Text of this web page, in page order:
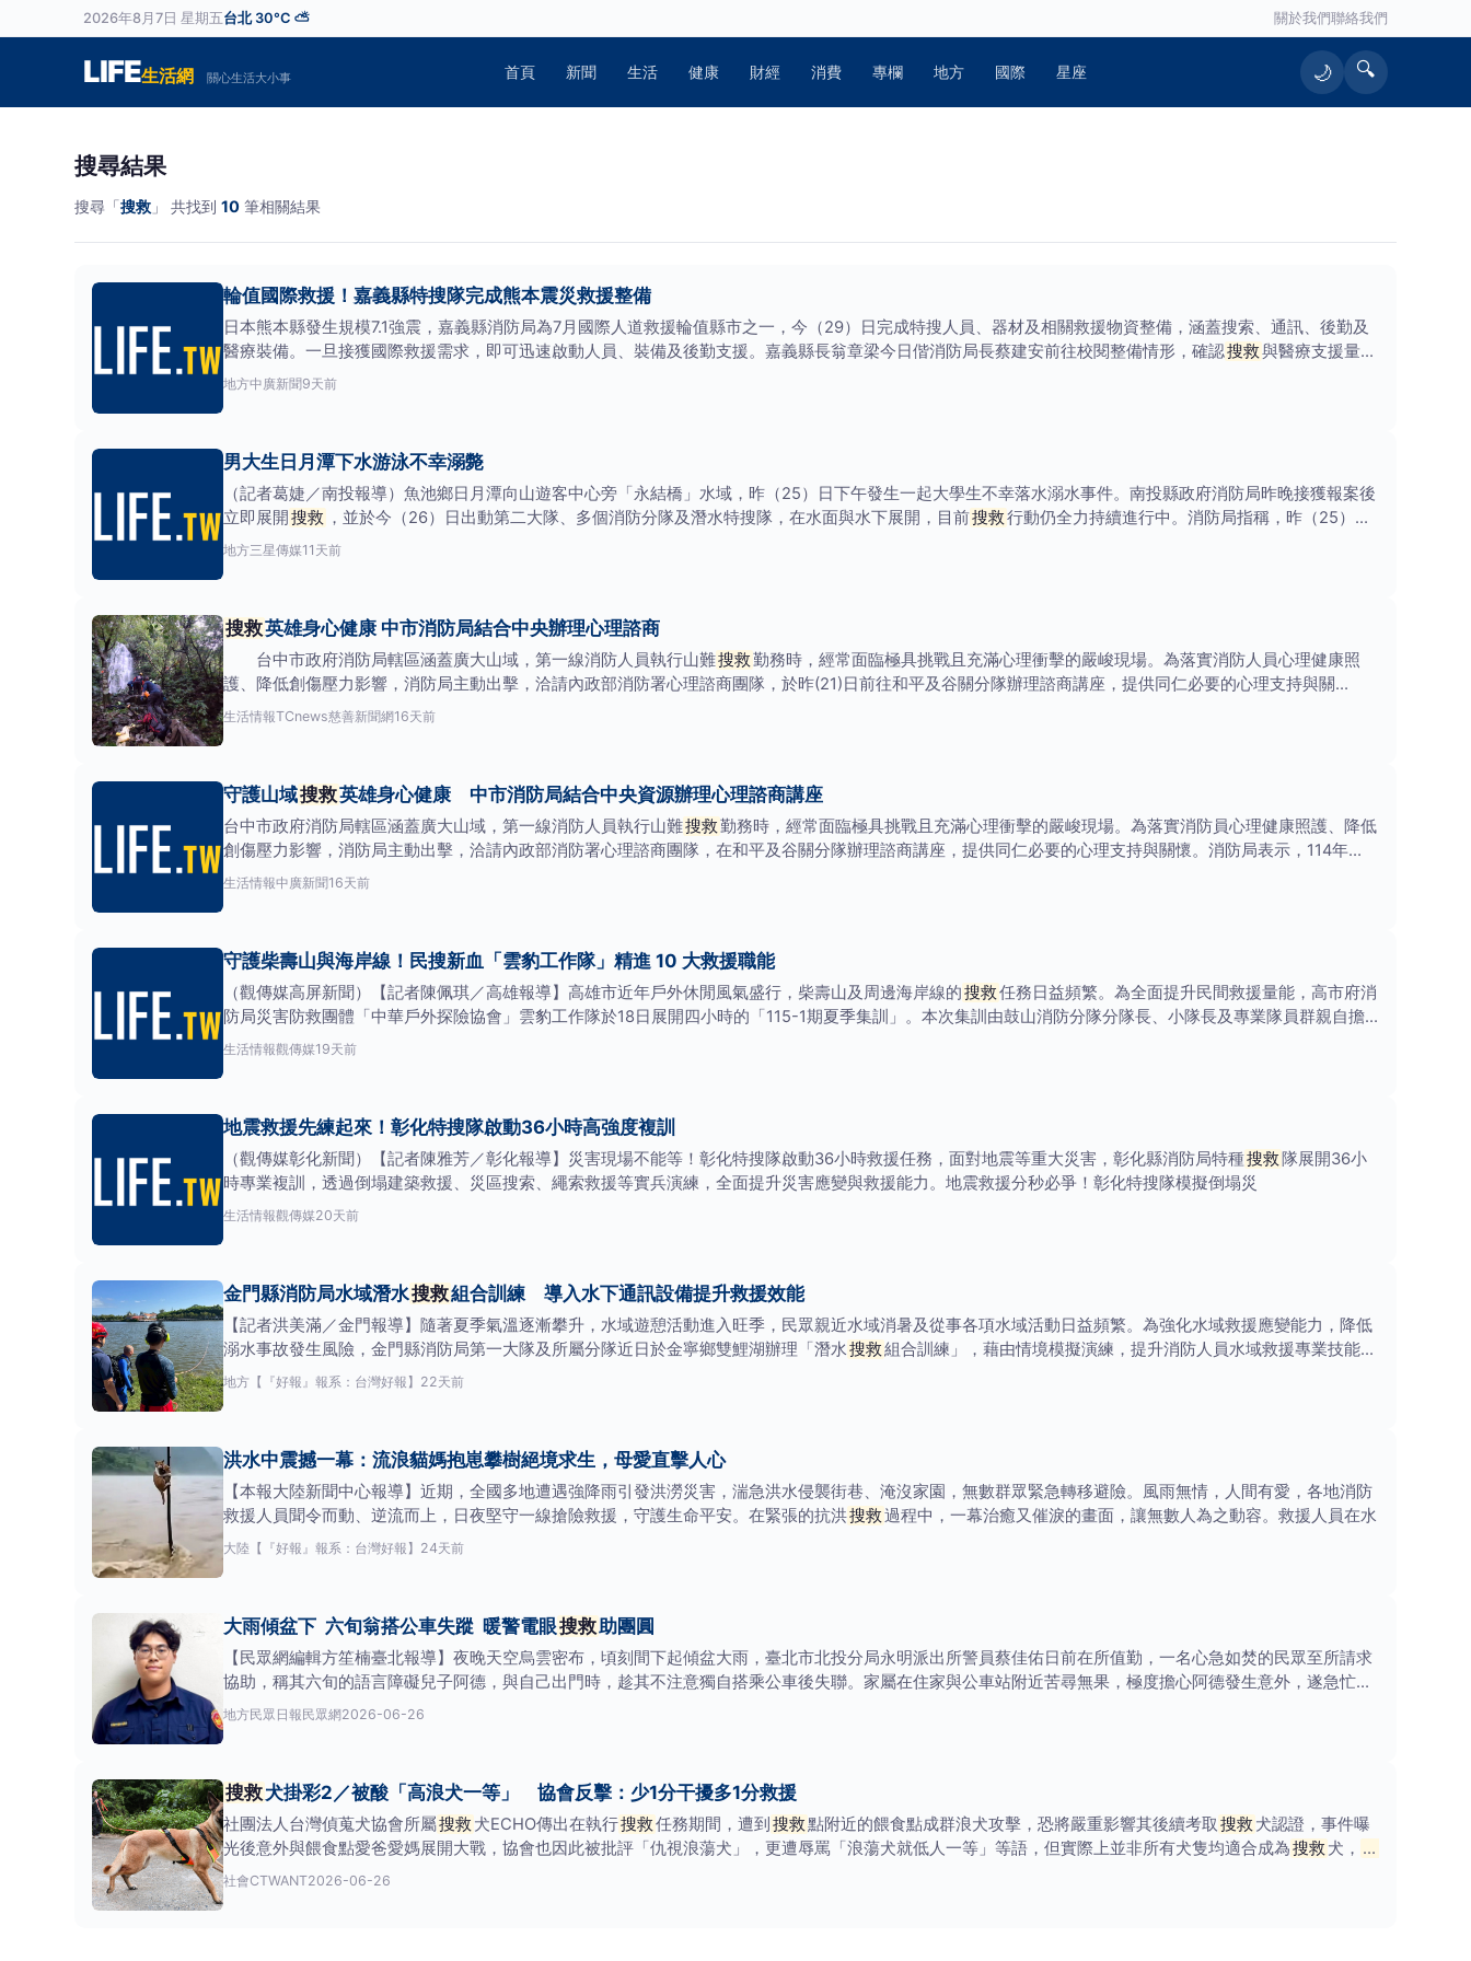
2026年8月7日 星期五台北 30°C ⛅ 關於我們聯絡我們
LIFE生活網 關心生活大小事 首頁 新聞 生活 健康 財經 消費 專欄 地方 國際 星座 🌙 🔍
搜尋結果
搜尋「搜救 」 共找到 10 筆相關結果
輪值國際救援！嘉義縣特搜隊完成熊本震災救援整備
日本熊本縣發生規模7.1強震，嘉義縣消防局為7月國際人道救援輪值縣市之一，今（29）日完成特搜人員、器材及相關救援物資整備，涵蓋搜索、通訊、後勤及
醫療裝備。一旦接獲國際救援需求，即可迅速啟動人員、裝備及後勤支援。嘉義縣長翁章梁今日偕消防局長蔡建安前往校閱整備情形，確認搜救與醫療支援量
能，隨時配合中
地方中廣新聞9天前
男大生日月潭下水游泳不幸溺斃
（記者葛婕／南投報導）魚池鄉日月潭向山遊客中心旁「永結橋」水域，昨（25）日下午發生一起大學生不幸落水溺水事件。南投縣政府消防局昨晚接獲報案後
立即展開搜救 ，並於今（26）日出動第二大隊、多個消防分隊及潛水特搜隊，在水面與水下展開，目前搜救行動仍全力持續進行中。消防局指稱，昨（25）日
下午17時
地方三星傳媒11天前
搜救英雄身心健康 中市消防局結合中央辦理心理諮商
台中市政府消防局轄區涵蓋廣大山域，第一線消防人員執行山難搜救勤務時，經常面臨極具挑戰且充滿心理衝擊的嚴峻現場。為落實消防人員心理健康照
護、降低創傷壓力影響，消防局主動出擊，洽請內政部消防署心理諮商團隊，於昨(21)日前往和平及谷關分隊辦理諮商講座，提供同仁必要的心理支持與關
懷。 消防局表
生活情報TCnews慈善新聞網16天前
守護山域搜救英雄身心健康 中市消防局結合中央資源辦理心理諮商講座
台中市政府消防局轄區涵蓋廣大山域，第一線消防人員執行山難搜救勤務時，經常面臨極具挑戰且充滿心理衝擊的嚴峻現場。為落實消防員心理健康照護、降低
創傷壓力影響，消防局主動出擊，洽請內政部消防署心理諮商團隊，在和平及谷關分隊辦理諮商講座，提供同仁必要的心理支持與關懷。消防局表示，114年
起，推動「建構消防
生活情報中廣新聞16天前
守護柴壽山與海岸線！民搜新血「雲豹工作隊」精進 10 大救援職能
（觀傳媒高屏新聞）【記者陳佩琪／高雄報導】高雄市近年戶外休閒風氣盛行，柴壽山及周邊海岸線的搜救任務日益頻繁。為全面提升民間救援量能，高市府消
防局災害防救團體「中華戶外探險協會」雲豹工作隊於18日展開四小時的「115-1期夏季集訓」。本次集訓由鼓山消防分隊分隊長、小隊長及專業隊員群親自擔
任教官，
生活情報觀傳媒19天前
地震救援先練起來！彰化特搜隊啟動36小時高強度複訓
（觀傳媒彰化新聞）【記者陳雅芳／彰化報導】災害現場不能等！彰化特搜隊啟動36小時救援任務，面對地震等重大災害，彰化縣消防局特種搜救 隊展開36小
時專業複訓，透過倒塌建築救援、災區搜索、繩索救援等實兵演練，全面提升災害應變與救援能力。地震救援分秒必爭！彰化特搜隊模擬倒塌災
生活情報觀傳媒20天前
金門縣消防局水域潛水搜救組合訓練 導入水下通訊設備提升救援效能
【記者洪美滿／金門報導】隨著夏季氣溫逐漸攀升，水域遊憩活動進入旺季，民眾親近水域消暑及從事各項水域活動日益頻繁。為強化水域救援應變能力，降低
溺水事故發生風險，金門縣消防局第一大隊及所屬分隊近日於金寧鄉雙鯉湖辦理「潛水搜救組合訓練」，藉由情境模擬演練，提升消防人員水域救援專業技能並
強化團隊
地方 【『好報』報系：台灣好報】 22天前
洪水中震撼一幕：流浪貓媽抱崽攀樹絕境求生，母愛直擊人心
【本報大陸新聞中心報導】近期，全國多地遭遇強降雨引發洪澇災害，湍急洪水侵襲街巷、淹沒家園，無數群眾緊急轉移避險。風雨無情，人間有愛，各地消防
救援人員聞令而動、逆流而上，日夜堅守一線搶險救援，守護生命平安。在緊張的抗洪搜救過程中，一幕治癒又催淚的畫面，讓無數人為之動容。救援人員在水
大陸 【『好報』報系：台灣好報】 24天前
大雨傾盆下 六旬翁搭公車失蹤 暖警電眼搜救助團圓
【民眾網編輯方笙楠臺北報導】夜晚天空烏雲密布，頃刻間下起傾盆大雨，臺北市北投分局永明派出所警員蔡佳佑日前在所值勤，一名心急如焚的民眾至所請求
協助，稱其六旬的語言障礙兒子阿德，與自己出門時，趁其不注意獨自搭乘公車後失聯。家屬在住家與公車站附近苦尋無果，極度擔心阿德發生意外，遂急忙奔
赴派出所尋求
地方民眾日報民眾網2026-06-26
搜救犬掛彩2／被酸「高浪犬一等」 協會反擊：少1分干擾多1分救援
社團法人台灣偵蒐犬協會所屬搜救 犬ECHO傳出在執行搜救任務期間，遭到 搜救點附近的餵食點成群浪犬攻擊，恐將嚴重影響其後續考取 搜救 犬認證，事件曝
光後意外與餵食點愛爸愛媽展開大戰，協會也因此被批評「仇視浪蕩犬」，更遭辱罵「浪蕩犬就低人一等」等語，但實際上並非所有犬隻均適合成為搜救 犬， 搜
救 犬的訓練與養成均需
社會CTWANT2026-06-26